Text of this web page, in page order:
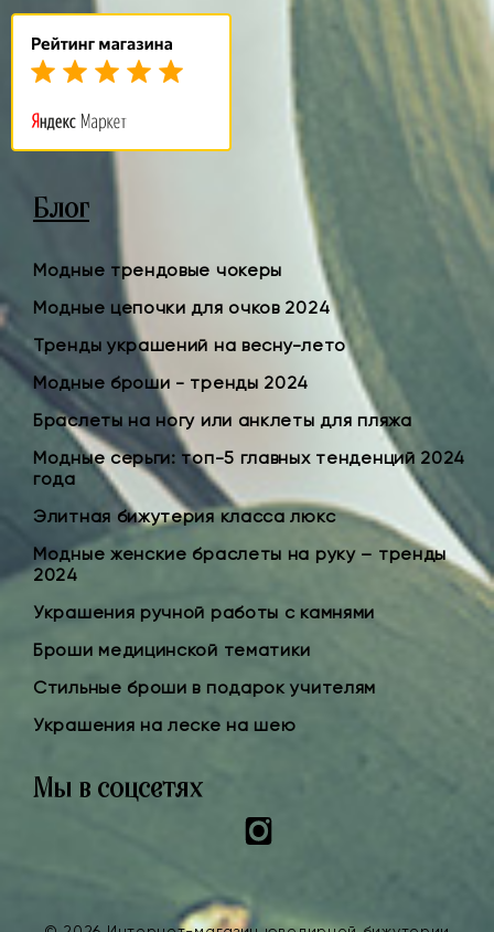
Блог
Модные трендовые чокеры
Модные цепочки для очков 2024
Тренды украшений на весну-лето
Модные броши - тренды 2024
Браслеты на ногу или анклеты для пляжа
Модные серьги: топ-5 главных тенденций 2024
года
Элитная бижутерия класса люкс
Модные женские браслеты на руку – тренды
2024
Украшения ручной работы с камнями
Броши медицинской тематики
Стильные броши в подарок учителям
Украшения на леске на шею
Мы в соцсетях
Instagram